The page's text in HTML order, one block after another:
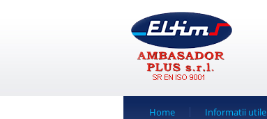
Home Informatii utile